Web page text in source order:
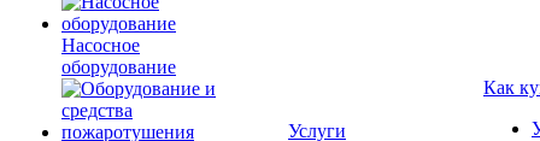
Насосное
оборудование
Услуги
Как